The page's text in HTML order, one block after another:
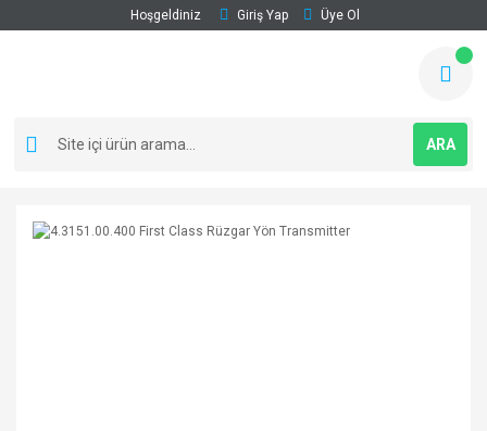
Hoşgeldiniz Giriş Yap Üye Ol
ARA